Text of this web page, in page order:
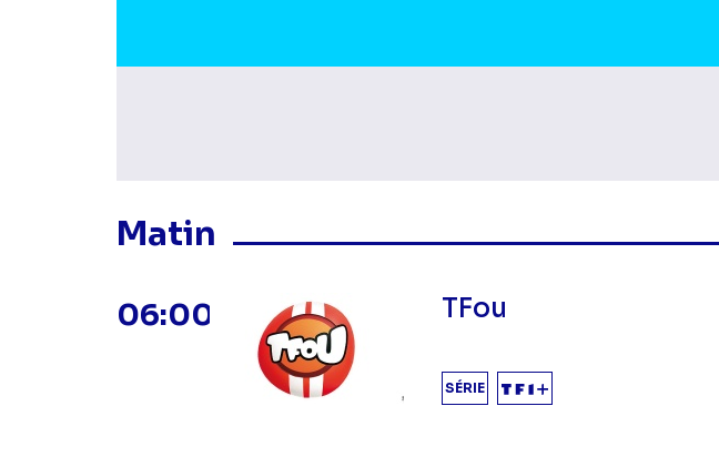
Matin
Masquer les programmes Matin
06:00 TFou
SÉRIE